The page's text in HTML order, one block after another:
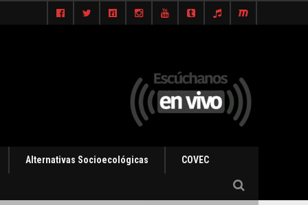
Alternativas Socioecológicas COVEC